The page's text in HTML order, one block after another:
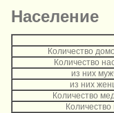
Население
Количество
Количество
из них
из них
Количество